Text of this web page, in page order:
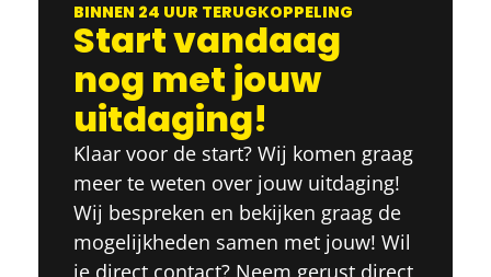
BINNEN 24 UUR TERUGKOPPELING
Start vandaag
nog met jouw
uitdaging!
Klaar voor de start? Wij komen graag
meer te weten over jouw uitdaging!
Wij bespreken en bekijken graag de
mogelijkheden samen met jouw! Wil